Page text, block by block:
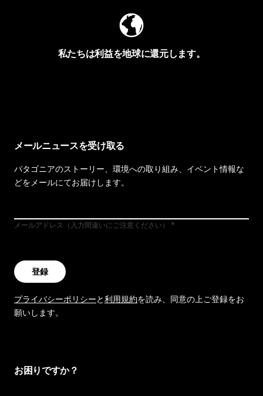
私たちは利益を地球に還元します。
メールニュースを受け取る
パタゴニアのストーリー、環境への取り組み、イベント情報な
どをメールにてお届けします。
メールアドレス（入力間違いにご注意ください）
登録
プライバシーポリシーと利用規約を読み、同意の上ご登録をお
願いします。
お困りですか？